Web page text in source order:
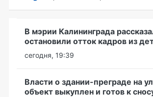
В мэрии Калининграда
остановили отток кадров из
сегодня, 19:39
Власти о здании-преграде на
объект выкуплен и готов к